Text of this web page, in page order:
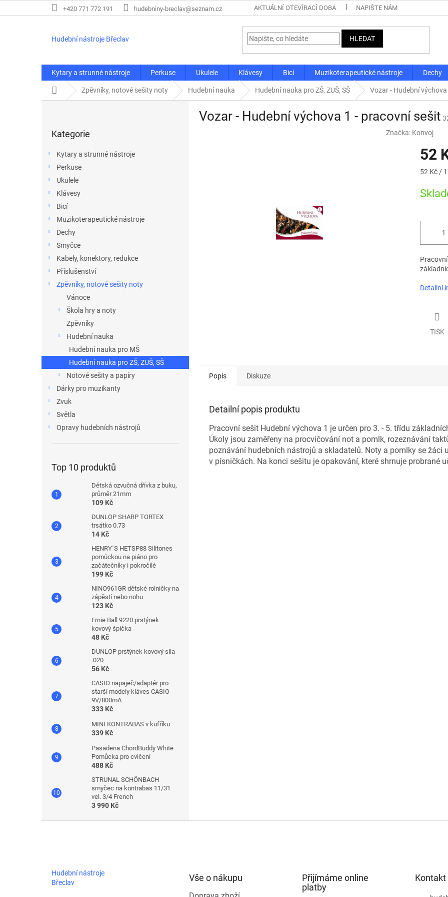
na
+420 771 772 191 hudebniny-breclav@seznam.cz AKTUÁLNÍ OTEVÍRACÍ DOBA NAPIŠTE NÁM
Hudební nástroje Břeclav HLEDAT
Kytary a strunné nástroje Perkuse Ukulele Klávesy Bicí Muzikoterapeutické nástroje Dechy
Domů Zpěvníky, notové sešity noty Hudební nauka Hudební nauka pro ZŠ, ZUŠ, SŠ Vozar - Hudební
kategorie
Kategorie
Kytary a strunné nástroje
Perkuse
Ukulele
Klávesy
Bicí
Muzikoterapeutické nástroje
Dechy
Smyčce
Kabely, konektory, redukce
Příslušenství
Zpěvníky, notové sešity noty
Vánoce
Škola hry a noty
Zpěvníky
Hudební nauka
Hudební nauka pro MŠ
Hudební nauka pro ZŠ, ZUŠ, SŠ
Notové sešity a papíry
Dárky pro muzikanty
Zvuk
Světla
Opravy hudebních nástrojů
Top 10 produktů
Dětská ozvučná dřívka z buku,
průměr 21mm
109 Kč
DUNLOP SHARP TORTEX
trsátko 0.73
14 Kč
HENRY´S HETSP88 Silitones
pomůckou na piáno pro
začátečníky i pokročilé
199 Kč
NINO961GR dětské rolničky na
zápěstí nebo nohu
123 Kč
Ernie Ball 9220 prstýnek
kovový špička
48 Kč
DUNLOP prstýnek kovový síla
.020
56 Kč
CASIO napaječ/adaptér pro
starší modely kláves CASIO
9V/800mA
333 Kč
MINI KONTRABAS v kufříku
339 Kč
Pasadena ChordBuddy White
Pomůcka pro cvičení
488 Kč
STRUNAL SCHÖNBACH
smyčec na kontrabas 11/31
vel. 3/4 French
3 990 Kč
Vozar - Hudební výchova 1 - pracovní sešit
Značka: Konvoj
52
Měrná
52 Kč /
Detailní
TISK
Popis Diskuze
Detailní popis produktu
Pracovní sešit Hudební výchova 1 je určen pro 3. - 5. třídu
Úkoly jsou zaměřeny na procvičování not a pomlk, rozeznávání
poznávání hudebních nástrojů a skladatelů. Noty a pomlky se žáci
v písničkách. Na konci sešitu je opakování, které shrnuje probrané
Hudební nástroje
Břeclav
Vše o nákupu
Přijímáme online
platby
Kontakt